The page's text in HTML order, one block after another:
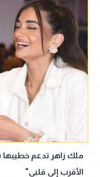
ملك زاهر تدعم خطيبها
الأقرب إلى قلبي"